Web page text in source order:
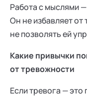
Работа с мыслями
Он не избавляет
не позволять ей
Какие привычки
от тревожности
Если тревога —